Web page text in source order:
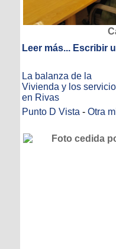
Leer más... Escribir
La balanza de la
Vivienda y los
en Rivas
Punto D Vista - Otra